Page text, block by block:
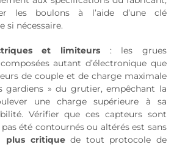
les boulons à l’aide d’une clé
si nécessaire.
et limiteurs : les grues
autant d’électronique que
de couple et de charge maximale
gardiens » du grutier, empêchant la
une charge supérieure à sa
Vérifier que ces capteurs sont
été contournés ou altérés est sans
plus critiquede tout protocole de